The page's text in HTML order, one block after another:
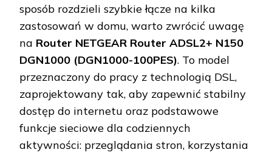
sposób rozdzieli szybkie łącze na kilka
zastosowań w domu, warto zwrócić uwagę
na Router NETGEAR Router ADSL2+ N150
DGN1000 (DGN1000-100PES). To model
przeznaczony do pracy z technologią DSL,
zaprojektowany tak, aby zapewnić stabilny
dostęp do internetu oraz podstawowe
funkcje sieciowe dla codziennych
aktywności: przeglądania stron, korzystania